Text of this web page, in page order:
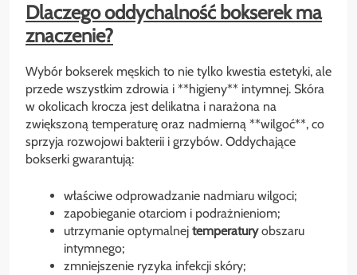
Dlaczego oddychalność bokserek ma
znaczenie?
Wybór bokserek męskich to nie tylko kwestia estetyki, ale
przede wszystkim zdrowia i **higieny** intymnej. Skóra
w okolicach krocza jest delikatna i narażona na
zwiększoną temperaturę oraz nadmierną **wilgoć**, co
sprzyja rozwojowi bakterii i grzybów. Oddychające
bokserki gwarantują:
właściwe odprowadzanie nadmiaru wilgoci;
zapobieganie otarciom i podrażnieniom;
utrzymanie optymalnej temperaturyobszaru
intymnego;
zmniejszenie ryzyka infekcji skóry;